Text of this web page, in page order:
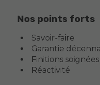
Nos points forts
Savoir-faire
Garantie
Finitions soignées
Réactivité